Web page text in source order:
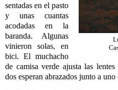
sentadas en el pasto
y unas cuantas
acodadas en la
baranda. Algunas
vinieron solas, en
bici. El muchacho
de camisa verde ajusta las
dos esperan abrazados junto a uno